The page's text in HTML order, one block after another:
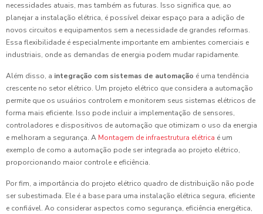
necessidades atuais, mas também as futuras. Isso significa que, ao
planejar a instalação elétrica, é possível deixar espaço para a adição de
novos circuitos e equipamentos sem a necessidade de grandes reformas.
Essa flexibilidade é especialmente importante em ambientes comerciais e
industriais, onde as demandas de energia podem mudar rapidamente.
Além disso, a integração com sistemas de automação é uma tendência
crescente no setor elétrico. Um projeto elétrico que considera a automação
permite que os usuários controlem e monitorem seus sistemas elétricos de
forma mais eficiente. Isso pode incluir a implementação de sensores,
controladores e dispositivos de automação que otimizam o uso da energia
e melhoram a segurança. A Montagem de infraestrutura elétrica é um
exemplo de como a automação pode ser integrada ao projeto elétrico,
proporcionando maior controle e eficiência.
Por fim, a importância do projeto elétrico quadro de distribuição não pode
ser subestimada. Ele é a base para uma instalação elétrica segura, eficiente
e confiável. Ao considerar aspectos como segurança, eficiência energética,